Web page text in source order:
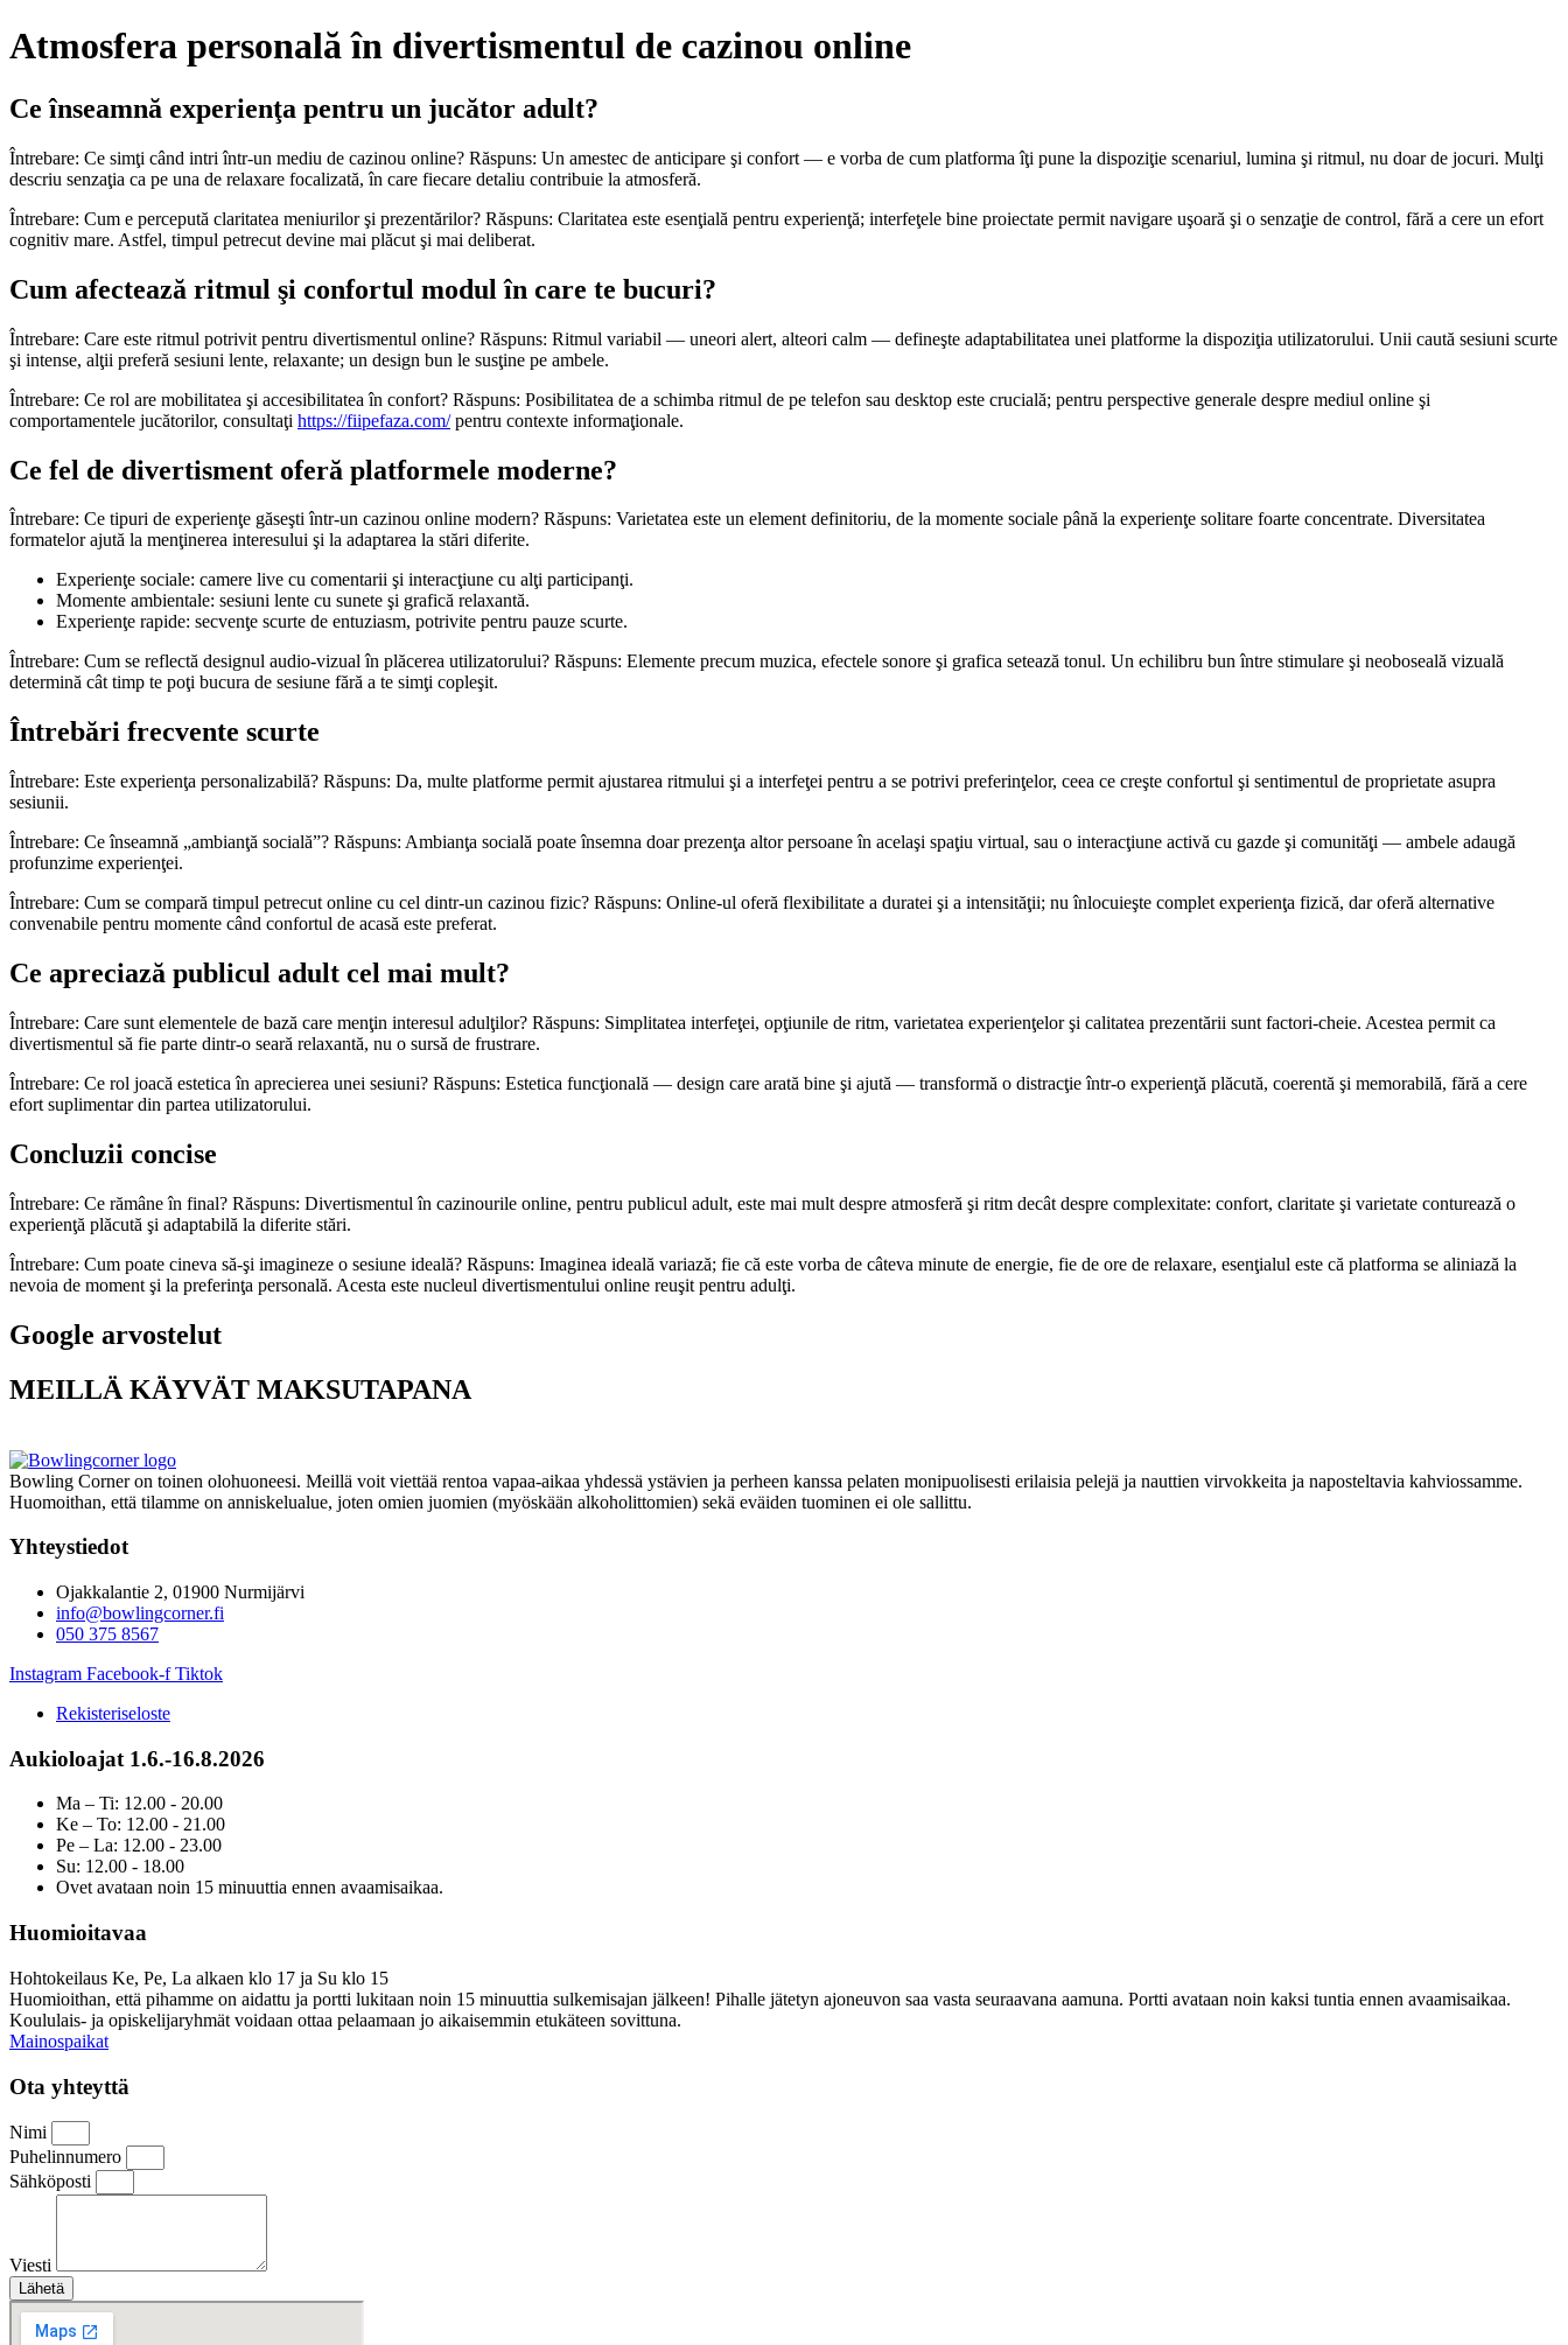
Atmosfera personală în divertismentul de cazinou online
Ce înseamnă experienţa pentru un jucător adult?
Întrebare: Ce simţi când intri într-un mediu de cazinou online? Răspuns: Un amestec de anticipare şi confort — e vorba de cum platforma îţi pune la dispoziţie scenariul, lumina şi ritmul, nu doar de jocuri. Mulţi
descriu senzaţia ca pe una de relaxare focalizată, în care fiecare detaliu contribuie la atmosferă.
Întrebare: Cum e percepută claritatea meniurilor şi prezentărilor? Răspuns: Claritatea este esenţială pentru experienţă; interfeţele bine proiectate permit navigare uşoară şi o senzaţie de control, fără a cere un efort
cognitiv mare. Astfel, timpul petrecut devine mai plăcut şi mai deliberat.
Cum afectează ritmul şi confortul modul în care te bucuri?
Întrebare: Care este ritmul potrivit pentru divertismentul online? Răspuns: Ritmul variabil — uneori alert, alteori calm — defineşte adaptabilitatea unei platforme la dispoziţia utilizatorului. Unii caută sesiuni scurte
şi intense, alţii preferă sesiuni lente, relaxante; un design bun le susţine pe ambele.
Întrebare: Ce rol are mobilitatea şi accesibilitatea în confort? Răspuns: Posibilitatea de a schimba ritmul de pe telefon sau desktop este crucială; pentru perspective generale despre mediul online şi
comportamentele jucătorilor, consultaţi https://fiipefaza.com/pentru contexte informaţionale.
Ce fel de divertisment oferă platformele moderne?
Întrebare: Ce tipuri de experienţe găseşti într-un cazinou online modern? Răspuns: Varietatea este un element definitoriu, de la momente sociale până la experienţe solitare foarte concentrate. Diversitatea
formatelor ajută la menţinerea interesului şi la adaptarea la stări diferite.
Experienţe sociale: camere live cu comentarii şi interacţiune cu alţi participanţi.
Momente ambientale: sesiuni lente cu sunete şi grafică relaxantă.
Experienţe rapide: secvenţe scurte de entuziasm, potrivite pentru pauze scurte.
Întrebare: Cum se reflectă designul audio-vizual în plăcerea utilizatorului? Răspuns: Elemente precum muzica, efectele sonore şi grafica setează tonul. Un echilibru bun între stimulare şi neoboseală vizuală
determină cât timp te poţi bucura de sesiune fără a te simţi copleşit.
Întrebări frecvente scurte
Întrebare: Este experienţa personalizabilă? Răspuns: Da, multe platforme permit ajustarea ritmului şi a interfeţei pentru a se potrivi preferinţelor, ceea ce creşte confortul şi sentimentul de proprietate asupra
sesiunii.
Întrebare: Ce înseamnă „ambianţă socială”? Răspuns: Ambianţa socială poate însemna doar prezenţa altor persoane în acelaşi spaţiu virtual, sau o interacţiune activă cu gazde şi comunităţi — ambele adaugă
profunzime experienţei.
Întrebare: Cum se compară timpul petrecut online cu cel dintr-un cazinou fizic? Răspuns: Online-ul oferă flexibilitate a duratei şi a intensităţii; nu înlocuieşte complet experienţa fizică, dar oferă alternative
convenabile pentru momente când confortul de acasă este preferat.
Ce apreciază publicul adult cel mai mult?
Întrebare: Care sunt elementele de bază care menţin interesul adulţilor? Răspuns: Simplitatea interfeţei, opţiunile de ritm, varietatea experienţelor şi calitatea prezentării sunt factori-cheie. Acestea permit ca
divertismentul să fie parte dintr-o seară relaxantă, nu o sursă de frustrare.
Întrebare: Ce rol joacă estetica în aprecierea unei sesiuni? Răspuns: Estetica funcţională — design care arată bine şi ajută — transformă o distracţie într-o experienţă plăcută, coerentă şi memorabilă, fără a cere
efort suplimentar din partea utilizatorului.
Concluzii concise
Întrebare: Ce rămâne în final? Răspuns: Divertismentul în cazinourile online, pentru publicul adult, este mai mult despre atmosferă şi ritm decât despre complexitate: confort, claritate şi varietate conturează o
experienţă plăcută şi adaptabilă la diferite stări.
Întrebare: Cum poate cineva să-şi imagineze o sesiune ideală? Răspuns: Imaginea ideală variază; fie că este vorba de câteva minute de energie, fie de ore de relaxare, esenţialul este că platforma se aliniază la
nevoia de moment şi la preferinţa personală. Acesta este nucleul divertismentului online reuşit pentru adulţi.
Google arvostelut
MEILLÄ KÄYVÄT MAKSUTAPANA
Bowling Corner on toinen olohuoneesi. Meillä voit viettää rentoa vapaa-aikaa yhdessä ystävien ja perheen kanssa pelaten monipuolisesti erilaisia pelejä ja nauttien virvokkeita ja naposteltavia kahviossamme.
Huomoithan, että tilamme on anniskelualue, joten omien juomien (myöskään alkoholittomien) sekä eväiden tuominen ei ole sallittu.
Yhteystiedot
Ojakkalantie 2, 01900 Nurmijärvi
info@bowlingcorner.fi
050 375 8567
Instagram Facebook-f Tiktok
Rekisteriseloste
Aukioloajat 1.6.-16.8.2026
Ma – Ti: 12.00 - 20.00
Ke – To: 12.00 - 21.00
Pe – La: 12.00 - 23.00
Su: 12.00 - 18.00
Ovet avataan noin 15 minuuttia ennen avaamisaikaa.
Huomioitavaa
Hohtokeilaus Ke, Pe, La alkaen klo 17 ja Su klo 15
Huomioithan, että pihamme on aidattu ja portti lukitaan noin 15 minuuttia sulkemisajan jälkeen! Pihalle jätetyn ajoneuvon saa vasta seuraavana aamuna. Portti avataan noin kaksi tuntia ennen avaamisaikaa.
Koululais- ja opiskelijaryhmät voidaan ottaa pelaamaan jo aikaisemmin etukäteen sovittuna.
Mainospaikat
Ota yhteyttä
Nimi
Puhelinnumero
Sähköposti
Viesti
Lähetä